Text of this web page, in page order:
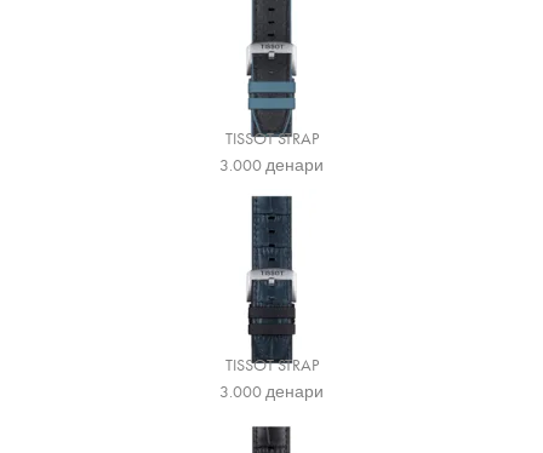
TISSOT STRAP
3.000денари
TISSOT STRAP
3.000денари